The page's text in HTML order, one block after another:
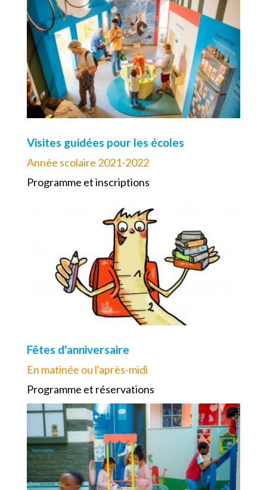
Visites guidées pour les écoles
Année scolaire 2021-2022
Programme et inscriptions
Fêtes d'anniversaire
En matinée ou l'après-midi
Programme et réservations